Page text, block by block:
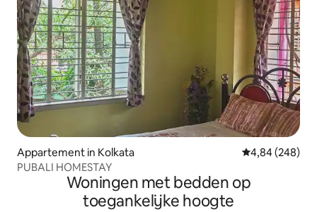
Appartement in Kolkata Gemiddelde
4,84 (248)
PUBALI HOMESTAY
Woningen met bedden op
toegankelijke hoogte